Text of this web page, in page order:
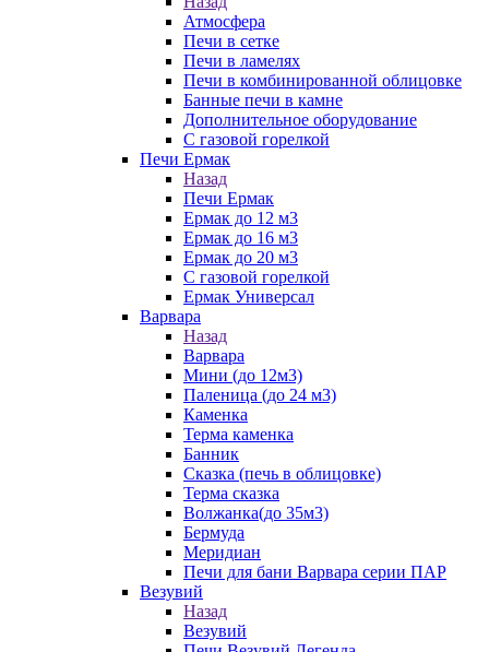
Атмосфера
Печи в сетке
Печи в ламелях
Печи в комбинированной облицовке
Банные печи в камне
Дополнительное оборудование
С газовой горелкой
Печи Ермак
Назад
Печи Ермак
Ермак до 12 м3
Ермак до 16 м3
Ермак до 20 м3
С газовой горелкой
Ермак Универсал
Варвара
Назад
Варвара
Мини (до 12м3)
Паленица (до 24 м3)
Каменка
Терма каменка
Банник
Сказка (печь в облицовке)
Терма сказка
Волжанка(до 35м3)
Бермуда
Меридиан
Печи для бани Варвара серии ПАР
Везувий
Назад
Везувий